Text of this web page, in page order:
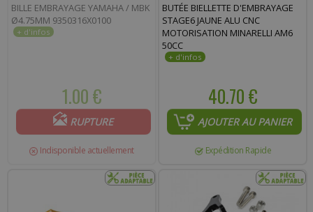
BILLE EMBRAYAGE YAMAHA / MBK
Ø4.75MM 9350316X0100
1.00 €
RUPTURE
Indisponible actuellement
BUTÉE BIELLETTE D'EMBRAYAGE
STAGE6 JAUNE ALU CNC
MOTORISATION MINARELLI AM6
50CC
40.70 €
AJOUTER AU PANIER
Expédition Rapide